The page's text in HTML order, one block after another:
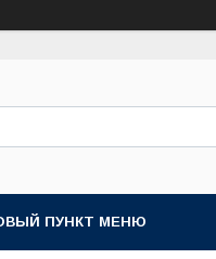
ПУНКТ МЕНЮ